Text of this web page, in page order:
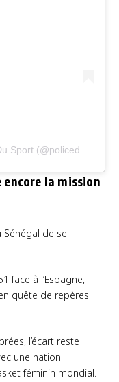
Une publication partagée par Police Du Sport (@policedusportofficiel)
encore la mission
de se
face à l’Espagne,
quête de repères
l’écart reste
une nation
féminin mondial.